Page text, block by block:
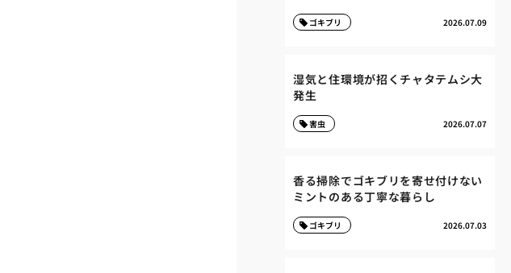
2026.07.09
ゴキブリ
湿気と住環境が招くチャタテムシ大
発生
2026.07.07
害虫
香る掃除でゴキブリを寄せ付けない
ミントのある丁寧な暮らし
2026.07.03
ゴキブリ